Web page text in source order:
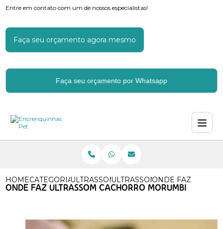
Entre em contato com um de nossos especialistas!
Faça seu orçamento agora mesmo
Faça seu orçamento por Whatsapp
HOMECATEGORIASULTRASSOM EM CACHORROS
ULTRASSOM DE CACHORRO
ONDE FAZ
ONDE FAZ ULTRASSOM CACHORRO MORUMBI